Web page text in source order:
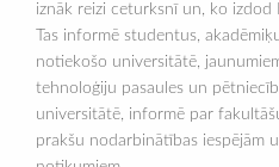
iznāk reizi ceturksnī un, ko izdod
Tas informē studentus,
notiekošo universitātē,
tehnoloģiju pasaules un
universitātē, informē par
prakšu nodarbinātības iespējām